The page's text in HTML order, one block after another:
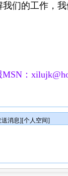
们的工作，我
：
送消息][个人空间]